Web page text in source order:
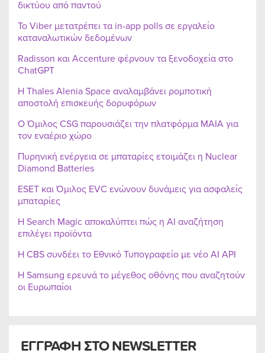
ΕΓΓΡΑΦΗ ΣΤΟ NEWSLETTER
δικτύου από παντού
Το Viber μετατρέπει τα in-app polls σε εργαλείο
καταναλωτικών δεδομένων
Radisson και Accenture φέρνουν τα ξενοδοχεία στο
ChatGPT
Η Thales Alenia Space αναλαμβάνει ρομποτική
αποστολή επισκευής δορυφόρων
Ο Όμιλος CSG παρουσιάζει την πλατφόρμα MAIA για
τον εναέριο χώρο
Πυρηνική ενέργεια σε μπαταρίες ετοιμάζει η Nuclear
Diamond Batteries
ESET και Όμιλος EVC ενώνουν δυνάμεις για ασφαλείς
μπαταρίες
Η Search Magic αποκαλύπτει πώς η AI αναζήτηση
επιλέγει προϊόντα
Η CBS συνδέει το Εθνικό Τυπογραφείο με νέο AI API
Η Samsung ερευνά το μέγεθος οθόνης που αναζητούν
οι Ευρωπαίοι